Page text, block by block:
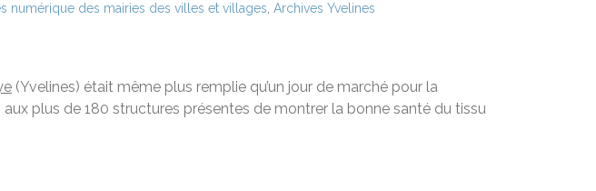
numérique des mairies des villes et villages Archives Yvelines
(Yvelines) était même plus remplie qu’un jour de marché pour la
aux plus de 180 structures présentes de montrer la bonne santé du tissu